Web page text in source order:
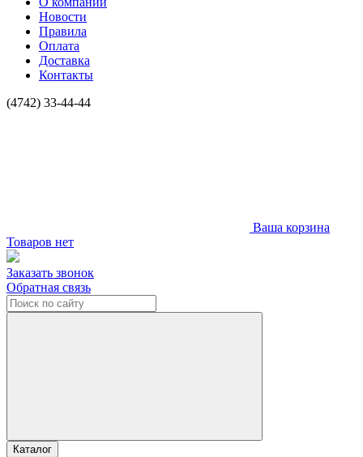
Новости
Правила
Оплата
Доставка
Контакты
(4742) 33-44-44
Ваша корзина
Товаров нет
Заказать звонок
Обратная связь
Каталог